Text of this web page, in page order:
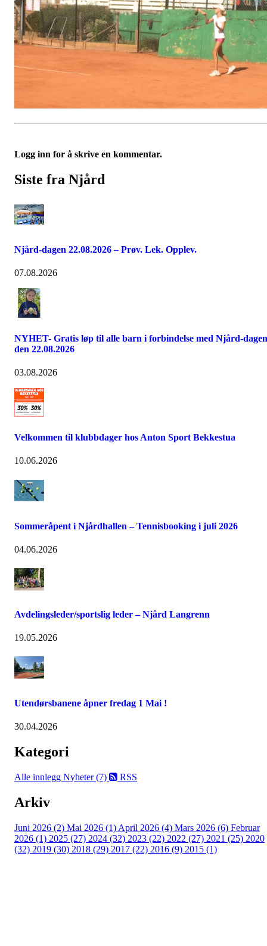
Logg inn for å skrive en kommentar.
Siste fra Njård
Njård-dagen 22.08.2026 – Prøv. Lek. Opplev.
07.08.2026
NYHET- Gratis løp til alle barn i forbindelse med Njård-dagen
den 22.08.2026
03.08.2026
Velkommen til klubbdager hos Anton Sport Bekkestua
10.06.2026
Sommeråpent i Njårdhallen – Tennisbooking i juli 2026
04.06.2026
Avdelingsleder/sportslig leder – Njård Langrenn
19.05.2026
Utendørsbanene åpner fredag 1 Mai !
30.04.2026
Kategori
Alle innlegg Nyheter (7) RSS
Arkiv
Juni 2026 (2) Mai 2026 (1) April 2026 (4) Mars 2026 (6) Februar
2026 (1) 2025 (27) 2024 (32) 2023 (22) 2022 (27) 2021 (25) 2020
(32) 2019 (30) 2018 (29) 2017 (22) 2016 (9) 2015 (1)